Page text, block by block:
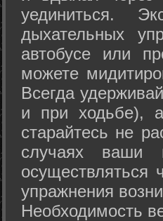
уединиться.
дыхательных
автобусе или
можете
Всегда
и при ходьбе),
старайтесь не
случаях ваши
осуществляться
упражнения
Необходимость